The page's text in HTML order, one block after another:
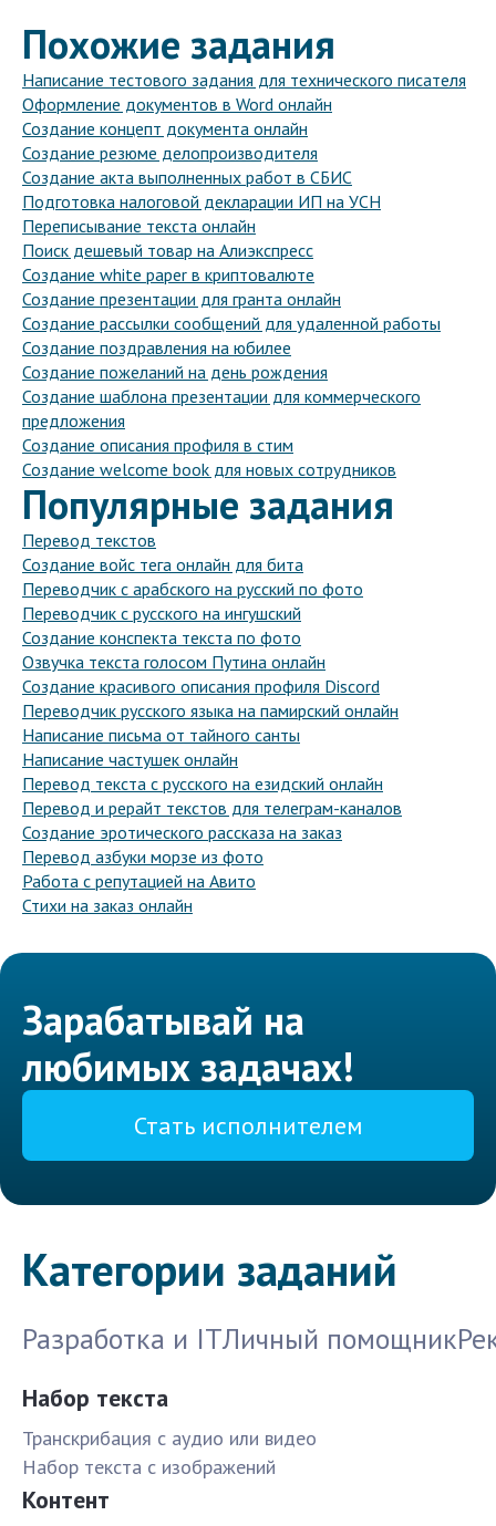
Похожие задания
Написание тестового задания для технического писателя
Оформление документов в Word онлайн
Создание концепт документа онлайн
Создание резюме делопроизводителя
Создание акта выполненных работ в СБИС
Подготовка налоговой декларации ИП на УСН
Переписывание текста онлайн
Поиск дешевый товар на Алиэкспресс
Создание white paper в криптовалюте
Создание презентации для гранта онлайн
Создание рассылки сообщений для удаленной работы
Создание поздравления на юбилее
Создание пожеланий на день рождения
Создание шаблона презентации для коммерческого
предложения
Создание описания профиля в стим
Создание welcome book для новых сотрудников
Популярные задания
Перевод текстов
Создание войс тега онлайн для бита
Переводчик с арабского на русский по фото
Переводчик с русского на ингушский
Создание конспекта текста по фото
Озвучка текста голосом Путина онлайн
Создание красивого описания профиля Discord
Переводчик русского языка на памирский онлайн
Написание письма от тайного санты
Написание частушек онлайн
Перевод текста с русского на езидский онлайн
Перевод и рерайт текстов для телеграм-каналов
Создание эротического рассказа на заказ
Перевод азбуки морзе из фото
Работа с репутацией на Авито
Стихи на заказ онлайн
Зарабатывай на
любимых задачах!
Стать исполнителем
Категории заданий
Разработка и ITЛичный помощник
Набор текста
Транскрибация с аудио или видео
Набор текста с изображений
Контент